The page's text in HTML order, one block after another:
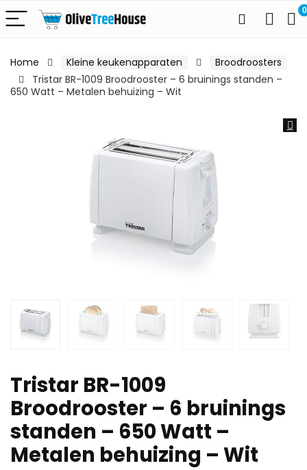
0
Home Kleine keukenapparaten
Broodroosters
Tristar BR-1009 Broodrooster – 6 bruinings standen –
650 Watt – Metalen behuizing – Wit
Tristar BR-1009
Broodrooster – 6 bruinings
standen – 650 Watt –
Metalen behuizing – Wit